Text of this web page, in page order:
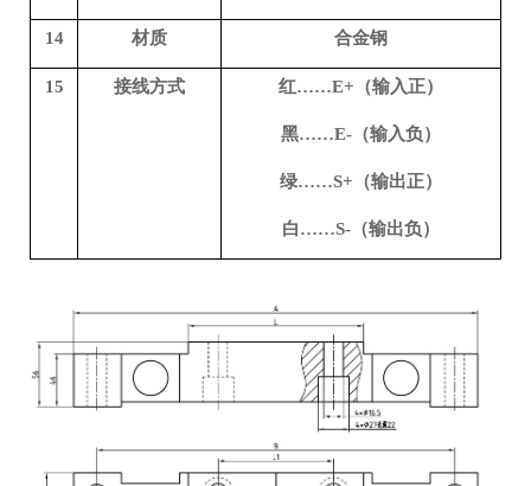
14 材质 合金钢
15 接线方式 红……E+（输入正）
黑……E-（输入负）
绿……S+（输出正）
白……S-（输出负）